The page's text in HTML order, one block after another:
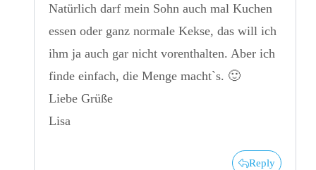
Natürlich darf mein Sohn auch mal Kuchen
essen oder ganz normale Kekse, das will ich
ihm ja auch gar nicht vorenthalten. Aber ich
finde einfach, die Menge macht`s. 🙂
Liebe Grüße
Lisa
Reply